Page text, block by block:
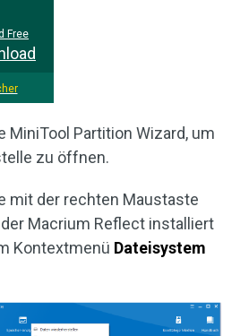
Free
MiniTool Partition Wizard, um
zu öffnen.
mit der rechten Maustaste
Macrium Reflect installiert
Kontextmenü Dateisystem